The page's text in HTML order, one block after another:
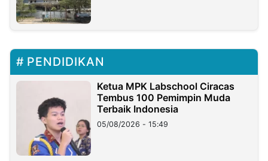
PENDIDIKAN
Ketua MPK Labschool Ciracas
Tembus 100 Pemimpin Muda
Terbaik Indonesia
05/08/2026 - 15:49